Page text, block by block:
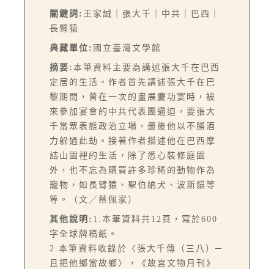
關鍵詞: 王家誠｜張大千｜中共｜巴西｜
長臂猿
典藏單位: 國立臺灣文學館
摘要: 本筆資料主要為講述張大千在巴西
定居的生活。作者首先講述張大千在巴
黎期間，曾在一次的畫展慶功宴時，被
來參加宴會的中共代表團逼迫，要張大
千當眾表態政治立場，最後他以不勝酒
力躲過此劫。接著作者描述他在巴西摩
詰山園裡的生活，除了悉心裝修庭園
外，也不忘為購買許多珍稀的動物作為
寵物，如長臂猿、聖伯納犬、波斯貓等
等。（文／蔡佩家）
其他說明: 1.本筆資料共12頁，寫於600
字全球牌稿紙。
2.本筆資料收錄於〈張大千傳（三八）─
且把他鄉當故鄉〉，《故宮文物月刊》